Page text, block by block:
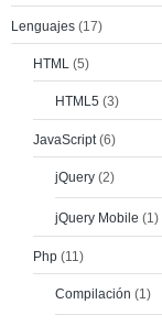
Lenguajes (17)
HTML (5)
HTML5 (3)
JavaScript(6)
jQuery (2)
jQuery Mobile (1)
Php (11)
Compilación (1)